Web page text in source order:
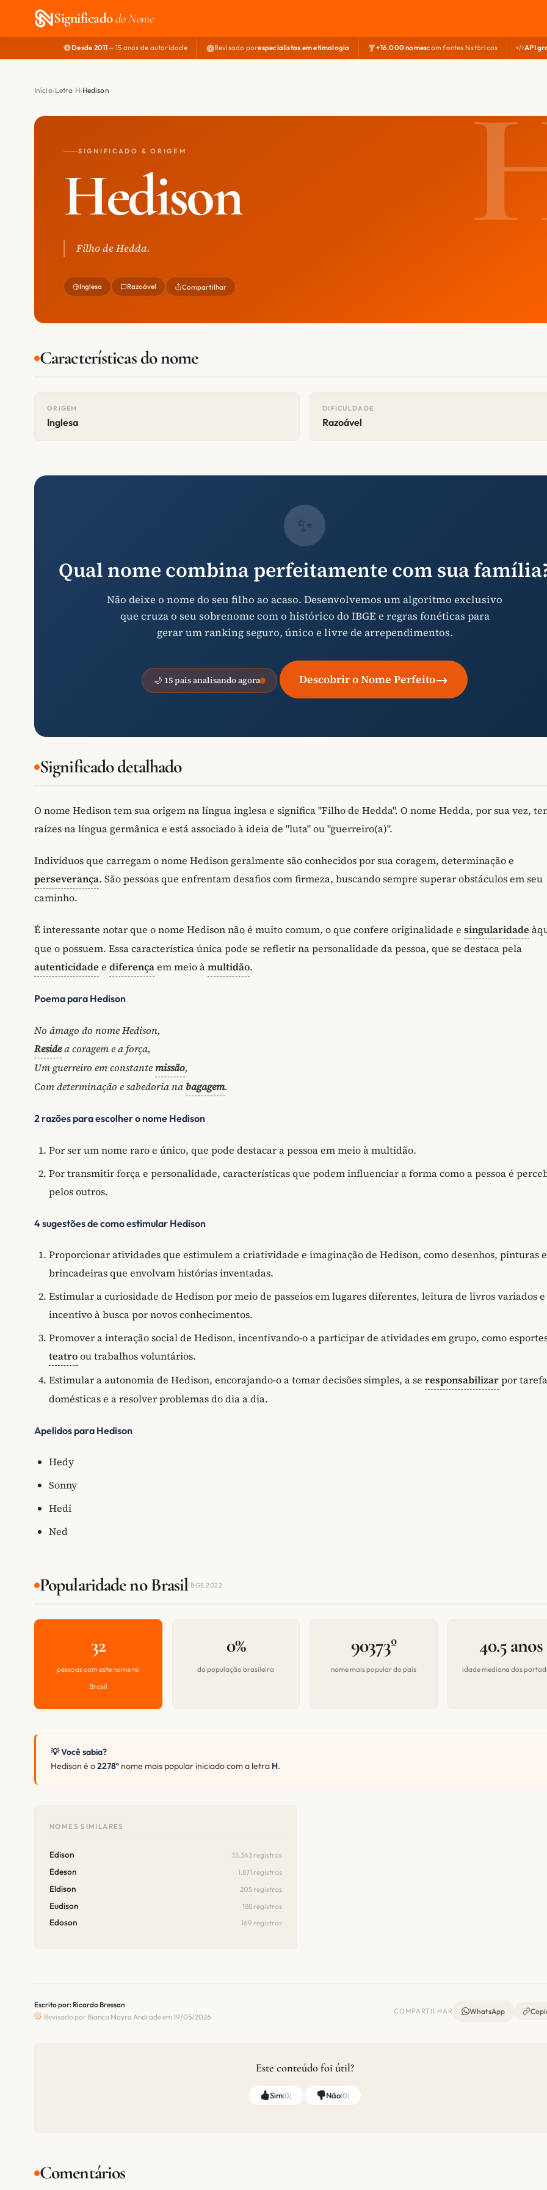
Significadodo Nome
Desde 2011— 15 anos de autoridade Revisado porespecialistas em etimologia +16.000 nomescom fontes históricas API
Início Letra H Hedison
SIGNIFICADO & ORIGEM
Hedison
Filho de Hedda.
Inglesa Razoável Compartilhar
Características do nome
ORIGEM
Inglesa
DIFICULDADE
Razoável
✨
Qual nome combina perfeitamente com sua
Não deixe o nome do seu filho ao acaso. Desenvolvemos um algoritmo exclusivo
que cruza o seu sobrenome com o histórico do IBGE e regras fonéticas para
gerar um ranking seguro, único e livre de arrependimentos.
🌙 15 pais analisando agora Descobrir o Nome Perfeito→
Significado detalhado
O nome Hedison tem sua origem na língua inglesa e significa "Filho de Hedda". O nome Hedda, por sua vez,
raízes na língua germânica e está associado à ideia de "luta" ou "guerreiro(a)".
Indivíduos que carregam o nome Hedison geralmente são conhecidos por sua coragem, determinação e
perseverança. São pessoas que enfrentam desafios com firmeza, buscando sempre superar obstáculos em seu
caminho.
É interessante notar que o nome Hedison não é muito comum, o que confere originalidade e singularidade
que o possuem. Essa característica única pode se refletir na personalidade da pessoa, que se destaca pela
autenticidade e diferençaem meio àmultidão.
Poema para Hedison
No âmago do nome Hedison,
Residea coragem e a força,
Um guerreiro em constante missão,
Com determinação e sabedoria na bagagem.
2 razões para escolher o nome Hedison
Por ser um nome raro e único, que pode destacar a pessoa em meio à multidão.
Por transmitir força e personalidade, características que podem influenciar a forma como a pessoa é
pelos outros.
4 sugestões de como estimular Hedison
Proporcionar atividades que estimulem a criatividade e imaginação de Hedison, como desenhos, pinturas e
brincadeiras que envolvam histórias inventadas.
Estimular a curiosidade de Hedison por meio de passeios em lugares diferentes, leitura de livros variados e
incentivo à busca por novos conhecimentos.
Promover a interação social de Hedison, incentivando-o a participar de atividades em grupo, como
teatroou trabalhos voluntários.
Estimular a autonomia de Hedison, encorajando-o a tomar decisões simples, a se responsabilizarpor
domésticas e a resolver problemas do dia a dia.
Apelidos para Hedison
Hedy
Sonny
Hedi
Ned
Popularidade no BrasilIBGE 2022
32
pessoas com este nome no
Brasil
0%
da população brasileira
90373º
nome mais popular do país
40.5 anos
idade mediana dos
💡 Você sabia?
Hedison é o2278º nome mais popular iniciado com a letra H.
NOMES SIMILARES
Edison 33.343 registros
Edeson 1.871 registros
Eldison 205 registros
Eudison 188 registros
Edoson 169 registros
Escrito por: Ricardo Bressan
Revisado por Bianca Mayra Andrade em 19/05/2026
COMPARTILHAR WhatsApp
Este conteúdo foi útil?
Sim(0) Não(0)
Comentários